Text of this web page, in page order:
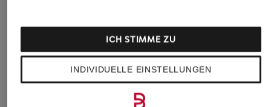
Anzüge für Herren
Bikinis Damen
Boots für Damen
Lange Ballkleider
Lederjacken für Damen
Mäntel für Damen
Parkas für Herren
INDIVIDUELLE EINSTELLUNGEN
ICH STIMME ZU